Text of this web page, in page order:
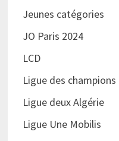
Jeunes catégories
JO Paris 2024
LCD
Ligue des champions
Ligue deux Algérie
Ligue Une Mobilis